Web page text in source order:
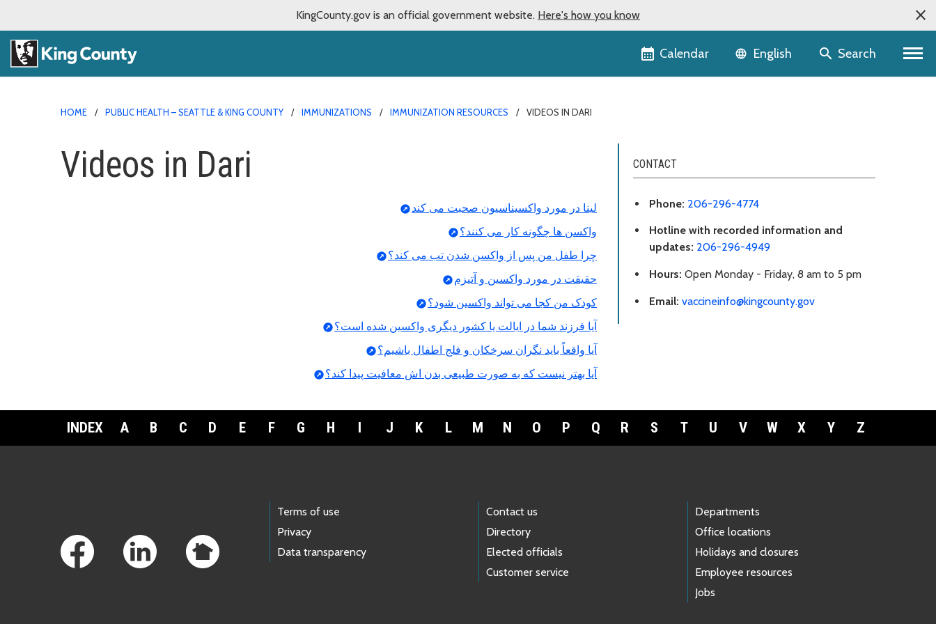
KingCounty.gov is an official government website. Here's how you know
Calendar Language selector
English Search
HOME PUBLIC HEALTH – SEATTLE & KING COUNTY IMMUNIZATIONS IMMUNIZATION RESOURCES VIDEOS IN DARI
Videos in Dari
لینا در مورد واکسیناسیون صحبت می کند
واکسن ها چگونه کار می کنند؟
چرا طفل من پس از واکسن شدن تب می کند؟
حقیقت در مورد واکسین و آتیزم
کودک من کجا می تواند واکسین شود؟
آیا فرزند شما در ایالت یا کشور دیگری واکسین شده است؟
آیا واقعاً باید نگران سرخکان و فلج اطفال باشیم؟
آیا بهتر نیست که به صورت طبیعی بدن اش معافیت پیدا کند؟
CONTACT
Phone: 206-296-4774
Hotline with recorded information and
updates: 206-296-4949
Hours: Open Monday - Friday, 8 am to 5 pm
Email: vaccineinfo@kingcounty.gov
INDEX A B C D E F G H I J K L M N O P Q R S T U V W X Y Z
Terms of use
Privacy
Data transparency
Contact us
Directory
Elected officials
Customer service
Departments
Office locations
Holidays and closures
Employee resources
Jobs